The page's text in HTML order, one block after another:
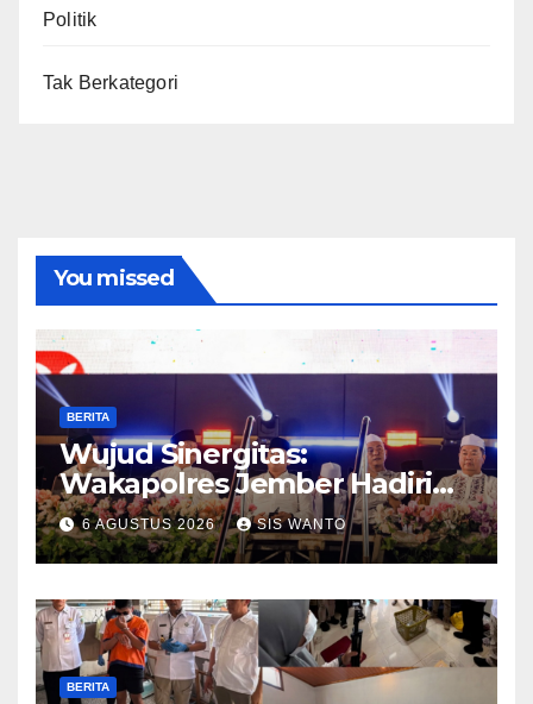
Politik
Tak Berkategori
You missed
BERITA
Wujud Sinergitas:
Wakapolres Jember Hadiri
Sholawat & Doa Sambut HUT
RI ke-81
6 AGUSTUS 2026 SIS WANTO
BERITA